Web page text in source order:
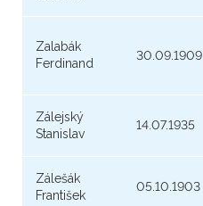
Zalabák
Ferdinand
30.09.1909
Zálejský
Stanislav
14.07.1935
Zálešák
František
05.10.1903